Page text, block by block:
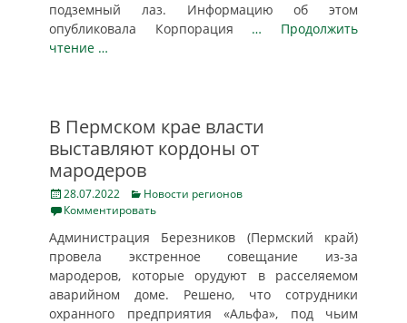
подземный лаз. Информацию об этом
опубликовала Корпорация … Продолжить
чтение …
В Пермском крае власти
выставляют кордоны от
мародеров
Posted
on
28.07.2022 Categories
Новости регионов
Комментировать
Администрация Березников (Пермский край)
провела экстренное совещание из-за
мародеров, которые орудуют в расселяемом
аварийном доме. Решено, что сотрудники
охранного предприятия «Альфа», под чьим